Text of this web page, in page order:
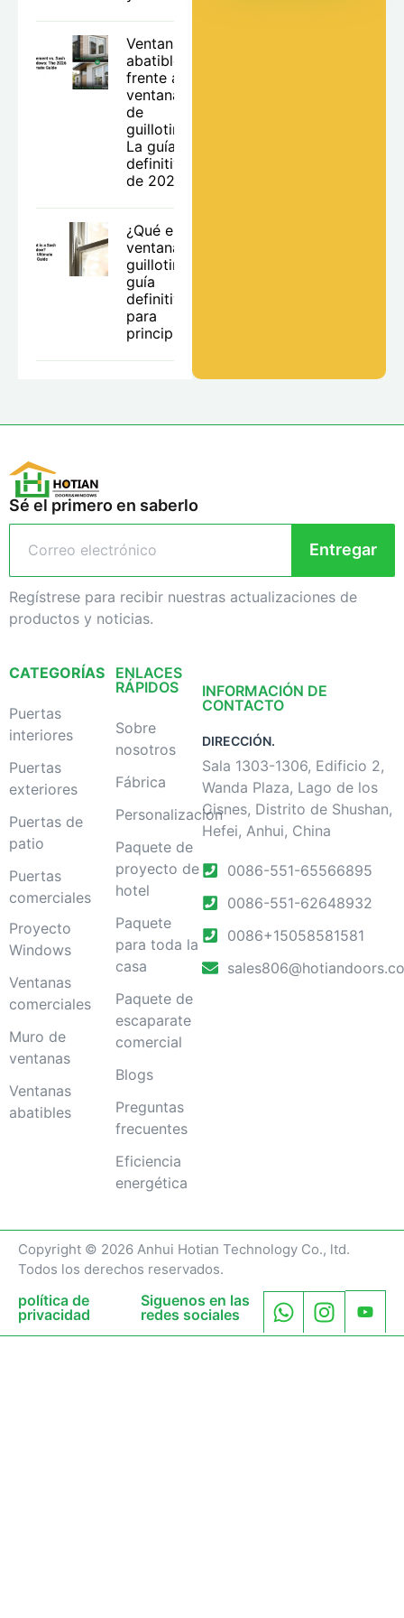
Ventanas
abatibles
frente a
ventanas
de
guillotina:
La guía
definitiva
de 2026
¿Qué es una
ventana de
guillotina? La
guía
definitiva
para
principiantes.
Sé el primero en saberlo
Entregar
Regístrese para recibir nuestras actualizaciones de
productos y noticias.
CATEGORÍAS
Puertas
interiores
Puertas
exteriores
Puertas de
patio
Puertas
comerciales
Proyecto
Windows
Ventanas
comerciales
Muro de
ventanas
Ventanas
abatibles
ENLACES
RÁPIDOS
Sobre
nosotros
Fábrica
Personalización
Paquete de
proyecto de
hotel
Paquete
para toda la
casa
Paquete de
escaparate
comercial
Blogs
Preguntas
frecuentes
Eficiencia
energética
INFORMACIÓN DE
CONTACTO
DIRECCIÓN.
Sala 1303-1306, Edificio 2,
Wanda Plaza, Lago de los
Cisnes, Distrito de Shushan,
Hefei, Anhui, China
0086-551-65566895
0086-551-62648932
0086+15058581581
Copyright © 2026 Anhui Hotian Technology Co., ltd.
Todos los derechos reservados.
política de
privacidad
Siguenos en las
redes sociales